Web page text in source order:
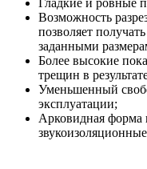
Гладкие и ровные
Возможность
позволяет
заданными
Более высокие
трещин в
Уменьшенный
эксплуатации;
Арковидная форма